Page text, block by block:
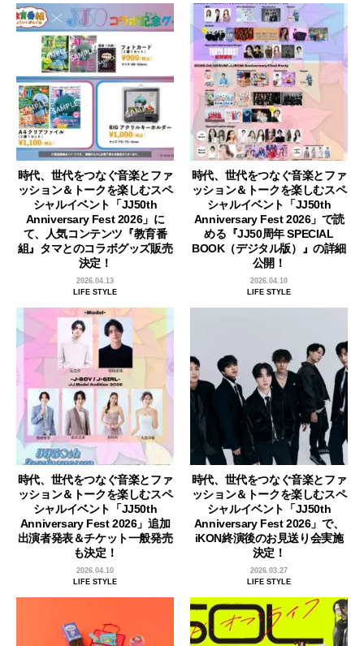
時代、世代をつなぐ音楽とファ
ッション＆トークを楽しむスペ
シャルイベント「JJ50th
Anniversary Fest 2026」に
て、人気コンテンツ『教育番
組』タマとのコラボグッズ販売
決定！
2026.04.13
LIFE STYLE
時代、世代をつなぐ音楽とファ
ッション＆トークを楽しむスペ
シャルイベント「JJ50th
Anniversary Fest 2026」で読
める『JJ50周年 SPECIAL
BOOK（デジタル版）』の詳細
公開！
2026.04.10
LIFE STYLE
時代、世代をつなぐ音楽とファ
ッション＆トークを楽しむスペ
シャルイベント「JJ50th
Anniversary Fest 2026」追加
出演者発表＆チケット一般発売
も決定！
2026.04.10
LIFE STYLE
時代、世代をつなぐ音楽とファ
ッション＆トークを楽しむスペ
シャルイベント「JJ50th
Anniversary Fest 2026」で、
iKON終演後のお見送り会実施
決定！
2026.03.27
LIFE STYLE